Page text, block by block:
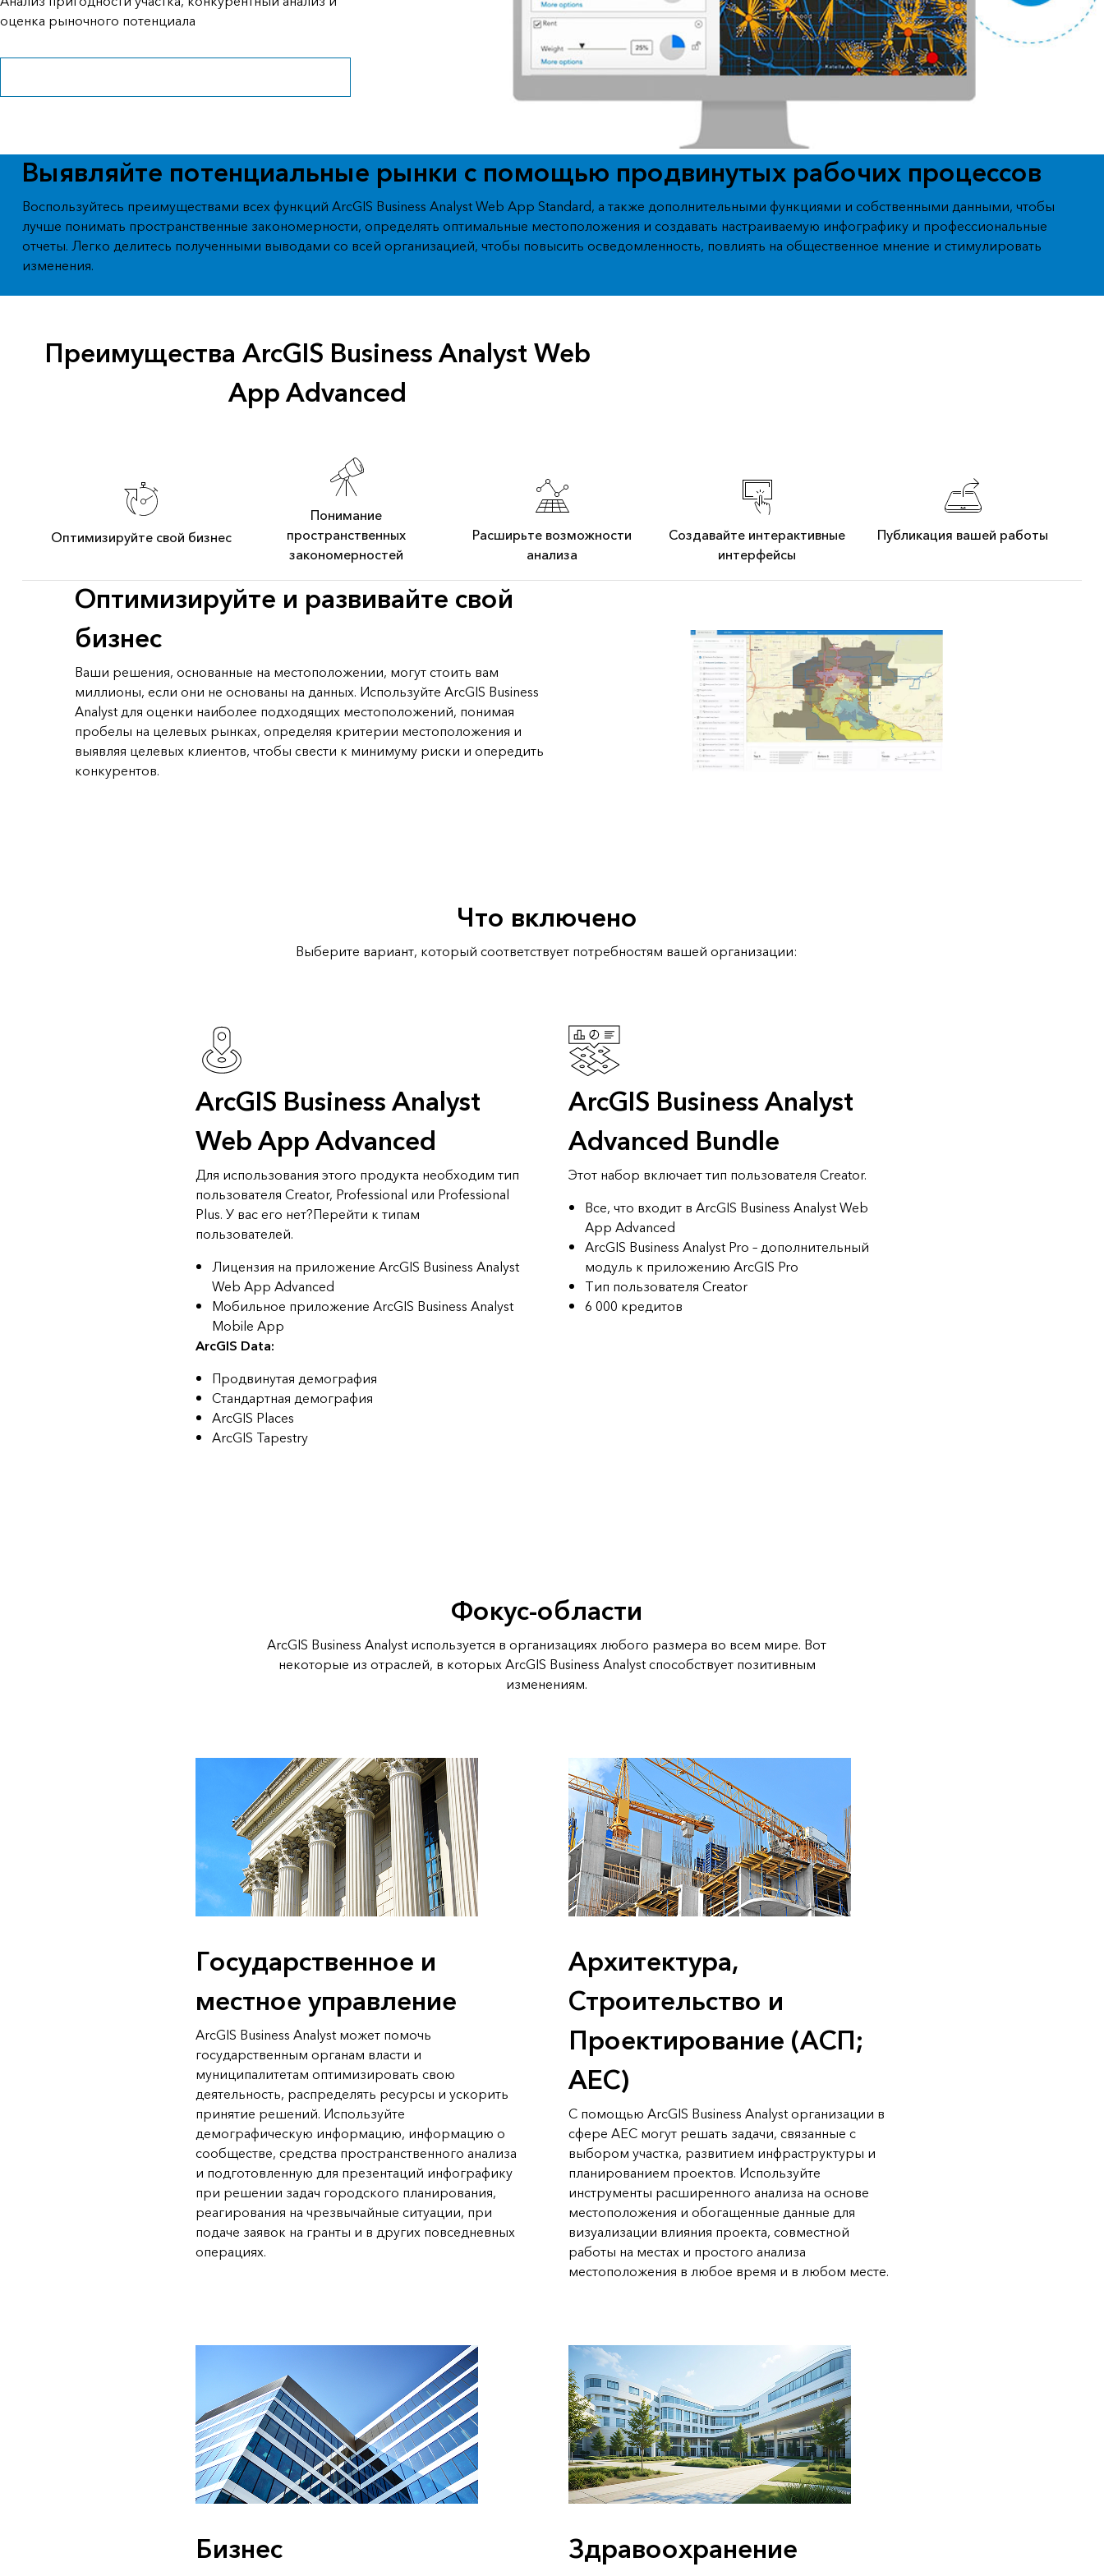
Создание картографических
приложений и приложений
Все продукты
Изучить ArcGIS Pro
инфраструктурой данных, а также для получения
результатов, позволяющих решать
сложные задачи.
Изучить этот курс
позволили провести критически важные
спасательные операции.
Прочитать статью
оценка рыночного потенциала
Выявляйте потенциальные рынки с помощью продвинутых рабочих процессов
Воспользуйтесь преимуществами всех функций ArcGIS Business Analyst Web App Standard, а также дополнительными функциями и собственными данными, чтобы
лучше понимать пространственные закономерности, определять оптимальные местоположения и создавать настраиваемую инфографику и профессиональные
отчеты. Легко делитесь полученными выводами со всей организацией, чтобы повысить осведомленность, повлиять на общественное мнение и стимулировать
изменения.
Преимущества ArcGIS Business Analyst Web
App Advanced
Оптимизируйте свой бизнес
Понимание
пространственных
закономерностей
Расширьте возможности
анализа
Создавайте интерактивные
интерфейсы
Публикация вашей работы
Оптимизируйте и развивайте свой
бизнес
Ваши решения, основанные на местоположении, могут стоить вам
миллионы, если они не основаны на данных. Используйте ArcGIS Business
Analyst для оценки наиболее подходящих местоположений, понимая
пробелы на целевых рынках, определяя критерии местоположения и
выявляя целевых клиентов, чтобы свести к минимуму риски и опередить
конкурентов.
Что включено
Выберите вариант, который соответствует потребностям вашей организации:
ArcGIS Business Analyst
Web App Advanced
Для использования этого продукта необходим тип
пользователя Creator, Professional или Professional
Plus. У вас его нет?Перейти к типам
пользователей.
Лицензия на приложение ArcGIS Business Analyst
Web App Advanced
Мобильное приложениеArcGIS Business Analyst
Mobile App
ArcGIS Data:
Продвинутая демография
Стандартная демография
ArcGIS Places
ArcGIS Tapestry
ArcGIS Business Analyst
Advanced Bundle
Этот набор включает тип пользователя Creator.
Все, что входит в ArcGIS Business Analyst Web
App Advanced
ArcGIS Business Analyst Pro – дополнительный
модуль к приложению ArcGIS Pro
Тип пользователя Creator
6 000 кредитов
Фокус-области
ArcGIS Business Analyst используется в организациях любого размера во всем мире. Вот
некоторые из отраслей, в которых ArcGIS Business Analyst способствует позитивным
изменениям.
Государственное и
местное управление
ArcGIS Business Analyst может помочь
государственным органам власти и
муниципалитетам оптимизировать свою
деятельность, распределять ресурсы и ускорить
принятие решений. Используйте
демографическую информацию, информацию о
сообществе, средства пространственного анализа
и подготовленную для презентаций инфографику
при решении задач городского планирования,
реагирования на чрезвычайные ситуации, при
подаче заявок на гранты и в других повседневных
операциях.
Архитектура,
Строительство и
Проектирование (АСП;
AEC)
С помощью ArcGIS Business Analyst организации в
сфере AEC могут решать задачи, связанные с
выбором участка, развитием инфраструктуры и
планированием проектов. Используйте
инструменты расширенного анализа на основе
местоположения и обогащенные данные для
визуализации влияния проекта, совместной
работы на местах и простого анализа
местоположения в любое время и в любом месте.
Бизнес Здравоохранение